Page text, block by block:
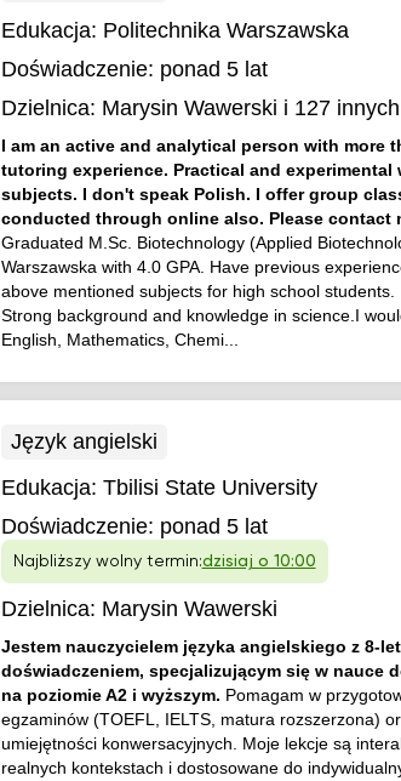
Edukacja: Politechnika Warszawska
Doświadczenie: ponad 5 lat
Dzielnica: Marysin Wawerski i 127
I am an active and analytical person with more
tutoring experience. Practical and experimental
subjects. I don't speak Polish. I offer group
conducted through online also. Please contact
Graduated M.Sc. Biotechnology (Applied
Warszawska with 4.0 GPA. Have previous
above mentioned subjects for high school students.
Strong background and knowledge in science.I
English, Mathematics, Chemi...
Język angielski
Edukacja: Tbilisi State University
Doświadczenie: ponad 5 lat
Najbliższy wolny termin:dzisiaj o 10:00
Dzielnica: Marysin Wawerski
Jestem nauczycielem języka angielskiego z 8-
doświadczeniem, specjalizującym się w nauce
na poziomie A2 i wyższym. Pomagam w
egzaminów (TOEFL, IELTS, matura rozszerzona)
umiejętności konwersacyjnych. Moje lekcje są
realnych kontekstach i dostosowane do